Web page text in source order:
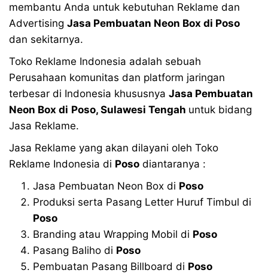
membantu Anda untuk kebutuhan Reklame dan
Advertising Jasa Pembuatan Neon Box di Poso
dan sekitarnya.
Toko Reklame Indonesia adalah sebuah
Perusahaan komunitas dan platform jaringan
terbesar di Indonesia khususnya Jasa Pembuatan
Neon Box di Poso, Sulawesi Tengah untuk bidang
Jasa Reklame.
Jasa Reklame yang akan dilayani oleh Toko
Reklame Indonesia di Poso diantaranya :
Jasa Pembuatan Neon Box di Poso
Produksi serta Pasang Letter Huruf Timbul di
Poso
Branding atau Wrapping Mobil di Poso
Pasang Baliho di Poso
Pembuatan Pasang Billboard di Poso